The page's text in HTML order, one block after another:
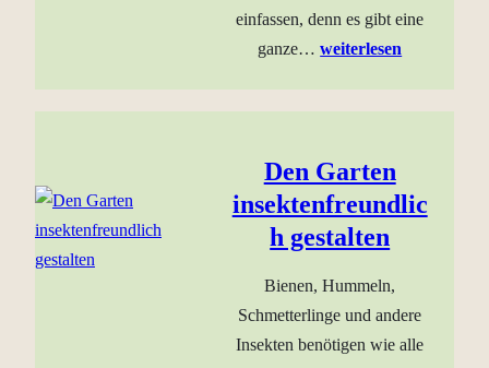
einfassen, denn es gibt eine
ganze…weiterlesen
Den Garten
insektenfreundlic
h gestalten
Bienen, Hummeln,
Schmetterlinge und andere
Insekten benötigen wie alle